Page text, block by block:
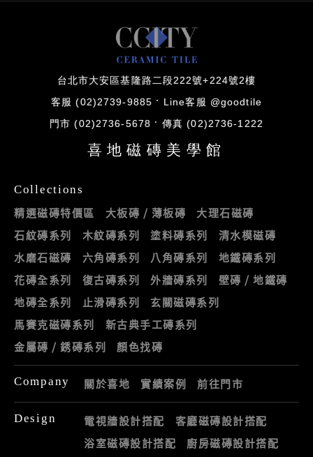
台北市大安區基隆路二段222號+224號2樓
客服 (02)2739-9885 Line客服 @goodtile
門市 (02)2736-5678 傳真 (02)2736-1222
喜地磁磚美學館
Collections
精選磁磚特價區 大板磚 / 薄板磚
大理石磁磚
石紋磚系列
木紋磚系列 塗料磚系列
清水模磁磚
水磨石磁磚
六角磚系列 八角磚系列
地鐵磚系列
花磚全系列
復古磚系列 外牆磚系列
壁磚 / 地鐵磚
地磚全系列
止滑磚系列
玄關磁磚系列
馬賽克磁磚系列
新古典手工磚系列
金屬磚 / 銹磚系列
顏色找磚
Company 關於喜地 實績案例 前往門市
Design 電視牆設計搭配
客廳磁磚設計搭配
浴室磁磚設計搭配
廚房磁磚設計搭配